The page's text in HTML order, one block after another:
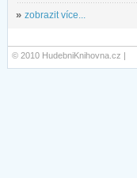
» zobrazit více...
© 2010 HudebniKnihovna.cz |